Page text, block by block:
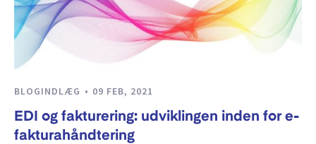
BLOGINDLÆG 09 FEB, 2021
EDI og fakturering: udviklingen inden for e-
fakturahåndtering